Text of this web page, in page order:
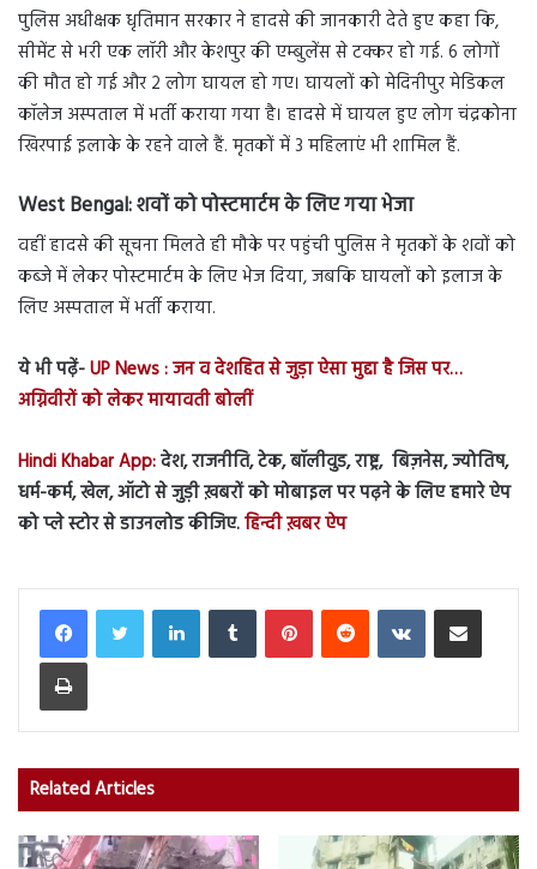
पुलिस अधीक्षक धृतिमान सरकार ने हादसे की जानकारी देते हुए कहा कि,
सीमेंट से भरी एक लॉरी और केशपुर की एम्बुलेंस से टक्कर हो गई. 6 लोगों
की मौत हो गई और 2 लोग घायल हो गए। घायलों को मेदिनीपुर मेडिकल
कॉलेज अस्पताल में भर्ती कराया गया है। हादसे में घायल हुए लोग चंद्रकोना
खिरपाई इलाके के रहने वाले हैं. मृतकों में 3 महिलाएं भी शामिल हैं.
West Bengal:शवों को पोस्टमार्टम के लिए गयाभेजा
वहीं हादसे की सूचना मिलते ही मौके पर पहुंची पुलिस ने मृतकों के शवों को
कब्जे में लेकर पोस्टमार्टम के लिए भेज दिया, जबकि घायलों को इलाज के
लिए अस्पताल में भर्ती कराया.
ये भी पढ़ें-UP News : जन व देशहित से जुड़ा ऐसा मुद्दा है जिस पर…
अग्निवीरों को लेकर मायावती बोलीं
Hindi Khabar App:देश, राजनीति, टेक, बॉलीवुड, राष्ट्र, बिज़नेस, ज्योतिष,
धर्म-कर्म, खेल, ऑटो से जुड़ी ख़बरों को मोबाइल पर पढ़ने के लिए हमारे ऐप
को प्ले स्टोर से डाउनलोड कीजिए.हिन्दी ख़बर ऐप
LinkedInTumblr PinterestReddit VKontakteShare via Email
Print
Related Articles